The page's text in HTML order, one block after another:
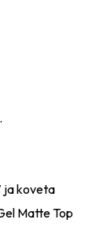
ja koveta
Matte Top